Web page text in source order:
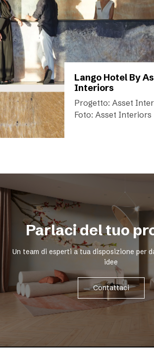
Lango Hotel By
Interiors
Progetto: Asset
Foto: Asset Interiors
Parlaci del tuo
Un team di esperti a tua disposizione per
idee
Contattaci